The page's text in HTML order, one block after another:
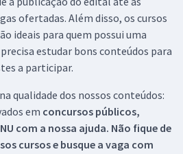
ofertadas. Além disso, os cursos
ideais para quem possui uma
estudar bons conteúdos para
a participar.
qualidade dos nossos conteúdos:
em concursos públicos,
com a nossa ajuda. Não fique de
cursos e busque a vaga com